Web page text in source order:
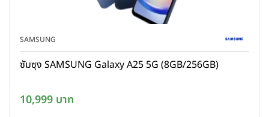
SAMSUNG
ซัมซุง SAMSUNG Galaxy A25 5G (8GB/256GB)
10,999 บาท